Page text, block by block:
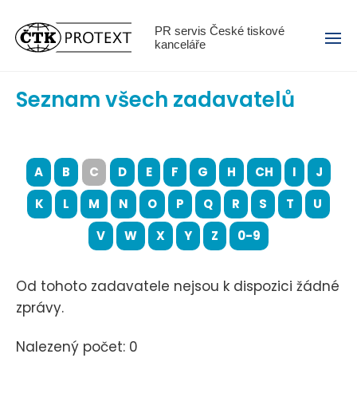
PR servis České tiskové
kanceláře
Menu
Seznam všech zadavatelů
A B C D E F G H CH I
J
K
L M N O P Q R S T
U
V
W X Y Z 0-9
Od tohoto zadavatele nejsou k dispozici žádné
zprávy.
Nalezený počet: 0